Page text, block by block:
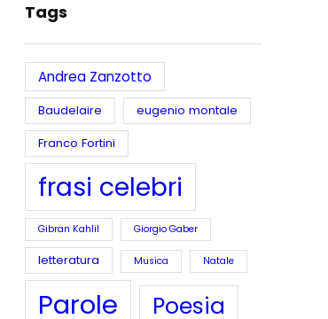
Tags
Andrea Zanzotto
Baudelaire
eugenio montale
Franco Fortini
frasi celebri
Gibran Kahlil Giorgio Gaber
letteratura Musica Natale
Parole Poesia